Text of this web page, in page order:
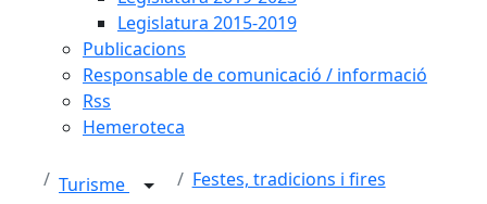
Legislatura 2015-2019
Publicacions
Responsable de comunicació / informació
Rss
Hemeroteca
Turisme Festes, tradicions i fires